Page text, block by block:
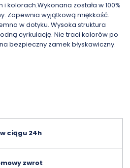
kolorach.Wykonana została w 100%
Zapewnia wyjątkową miękkość.
w dotyku. Wysoka struktura
cyrkulację. Nie traci kolorów po
bezpieczny zamek błyskawiczny.
ciągu 24h
zwrot